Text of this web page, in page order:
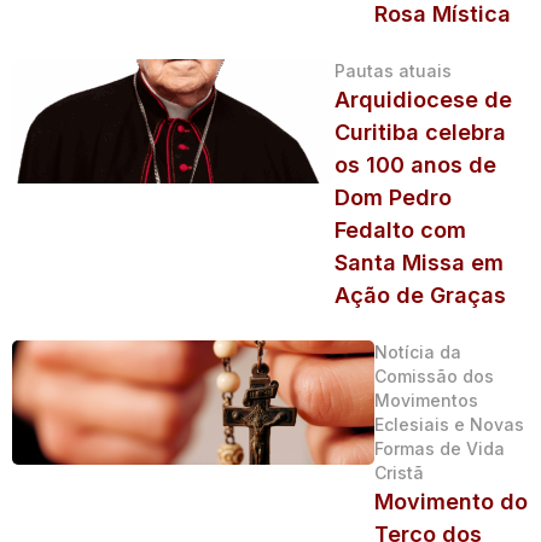
Rosa Mística
Pautas atuais
Arquidiocese de
Curitiba celebra
os 100 anos de
Dom Pedro
Fedalto com
Santa Missa em
Ação de Graças
Notícia da
Comissão dos
Movimentos
Eclesiais e Novas
Formas de Vida
Cristã
Movimento do
Terço dos